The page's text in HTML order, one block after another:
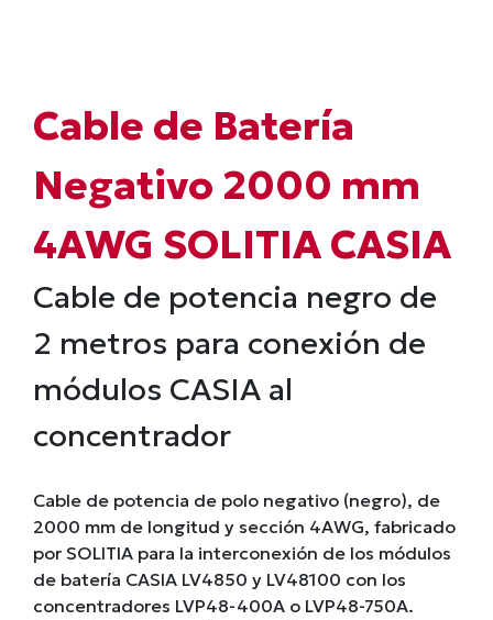
Cable de Batería
Negativo 2000 mm
4AWG SOLITIA CASIA
Cable de potencia negro de
2 metros para conexión de
módulos CASIA al
concentrador
Cable de potencia de polo negativo (negro), de
2000 mm de longitud y sección 4AWG, fabricado
por SOLITIA para la interconexión de los módulos
de batería CASIA LV4850 y LV48100 con los
concentradores LVP48-400A o LVP48-750A.